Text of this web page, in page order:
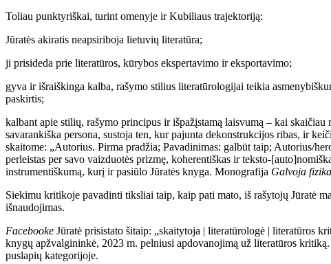
Toliau punktyriškai, turint omenyje ir Kubiliaus trajektoriją:
Jūratės akiratis neapsiriboja lietuvių literatūra;
ji prisideda prie literatūros, kūrybos ekspertavimo ir eksportavimo;
gyva ir išraiškinga kalba, rašymo stilius literatūrologijai teikia
paskirtis;
kalbant apie stilių, rašymo principus ir išpažįstamą laisvumą – kai skaičiau
savarankiška persona, sustoja ten, kur pajunta dekonstrukcijos ribas, ir
skaitome: „Autorius. Pirma pradžia; Pavadinimas: galbūt taip; Autorius/
perleistas per savo vaizduotės prizmę, koherentiškas ir teksto-
instrumentiškumą, kurį ir pasiūlo Jūratės knyga. Monografija Galvoja
Siekimu kritikoje pavadinti tiksliai taip, kaip pati mato, iš rašytojų Jūratė
išnaudojimas.
Facebooke Jūratė prisistato šitaip: „skaitytoja | literatūrologė | literatūros
knygų apžvalgininkė, 2023 m. pelniusi apdovanojimą už literatūros
puslapių kategorijoje.